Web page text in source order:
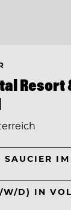
Resort
W/D) IN